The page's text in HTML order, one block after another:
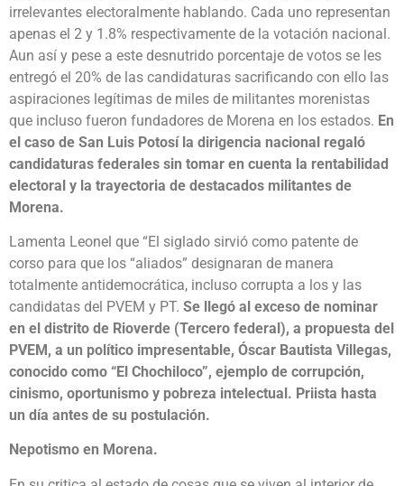
irrelevantes electoralmente hablando. Cada uno representan
apenas el 2 y 1.8% respectivamente de la votación nacional.
Aun así y pese a este desnutrido porcentaje de votos se les
entregó el 20% de las candidaturas sacrificando con ello las
aspiraciones legítimas de miles de militantes morenistas
que incluso fueron fundadores de Morena en los estados. En
el caso de San Luis Potosí la dirigencia nacional regaló
candidaturas federales sin tomar en cuenta la rentabilidad
electoral y la trayectoria de destacados militantes de
Morena.
Lamenta Leonel que “El siglado sirvió como patente de
corso para que los “aliados” designaran de manera
totalmente antidemocrática, incluso corrupta a los y las
candidatas del PVEM y PT. Se llegó al exceso de nominar
en el distrito de Rioverde (Tercero federal), a propuesta del
PVEM, a un político impresentable, Óscar Bautista Villegas,
conocido como “El Chochiloco”, ejemplo de corrupción,
cinismo, oportunismo y pobreza intelectual. Priista hasta
un día antes de su postulación.
Nepotismo en Morena.